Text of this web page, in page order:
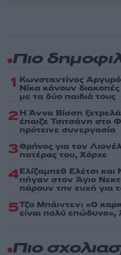
Πιο
1 Κωνσταντίνος
Νίκα κάνουν
με τα δύο παιδιά τους
2Η Άννα Βίσση
έπαιζε Τσιτσάνη στο
πρότεινε συνεργασία
3Θρήνος για τον
πατέρας του, Χόρχε
4Ελίζαμπεθ Ελέτσι
πήγαν στον Άγιο
πάρουν την ευχή για
5Τζο Μπάιντεν: «Ο
είναι πολύ επώδυνο»,
Πιο